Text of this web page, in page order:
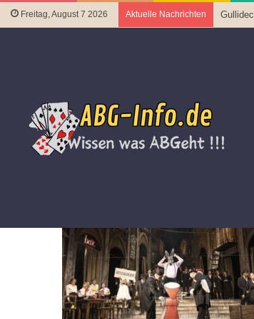
Freitag, August 7 2026 Aktuelle Nachrichten
Familie, Kultur und Freizeit
Theatertipps vom 25.